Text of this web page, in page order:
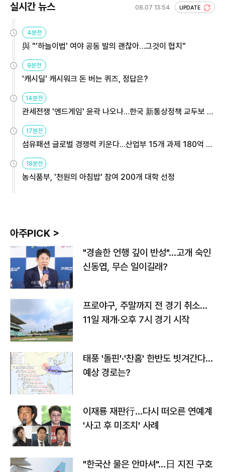
실시간 뉴스 08.07 13:54 UPDATE
4분전
與 "'하늘이법' 여야 공동 발의 괜찮아…그것이 협치"
9분전
'캐시딜' 캐시워크 돈 버는 퀴즈, 정답은?
14분전
관세전쟁 '엔드게임' 윤곽 나오나…한국 新통상정책 교두보 활
용해야
17분전
섬유패션 글로벌 경쟁력 키운다…산업부 15개 과제 180억 지
원
18분전
농식품부, '천원의 아침밥' 참여 200개 대학 선정
아주PICK >
"경솔한 언행 깊이 반성"…고개 숙인
신동엽, 무슨 일이길래?
프로야구, 주말까지 전 경기 취소…
11일 재개·오후 7시 경기 시작
태풍 '돌핀'·'찬홈' 한반도 빗겨간다…
예상 경로는?
이재룡 재판行…다시 떠오른 연예계
'사고 후 미조치' 사례
"한국산 물은 안마셔"…日 지진 구호